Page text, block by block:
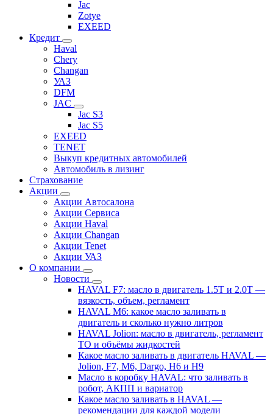
Jac
Zotye
EXEED
Кредит
Haval
Chery
Changan
УАЗ
DFM
JAC
Jac S3
Jac S5
EXEED
TENET
Выкуп кредитных автомобилей
Автомобиль в лизинг
Страхование
Акции
Акции Автосалона
Акции Сервиса
Акции Haval
Акции Changan
Акции Tenet
Акции УАЗ
О компании
Новости
HAVAL F7: масло в двигатель 1.5T и 2.0T —
вязкость, объем, регламент
HAVAL M6: какое масло заливать в
двигатель и сколько нужно литров
HAVAL Jolion: масло в двигатель, регламент
ТО и объёмы жидкостей
Какое масло заливать в двигатель HAVAL —
Jolion, F7, M6, Dargo, H6 и H9
Масло в коробку HAVAL: что заливать в
робот, АКПП и вариатор
Какое масло заливать в HAVAL —
рекомендации для каждой модели